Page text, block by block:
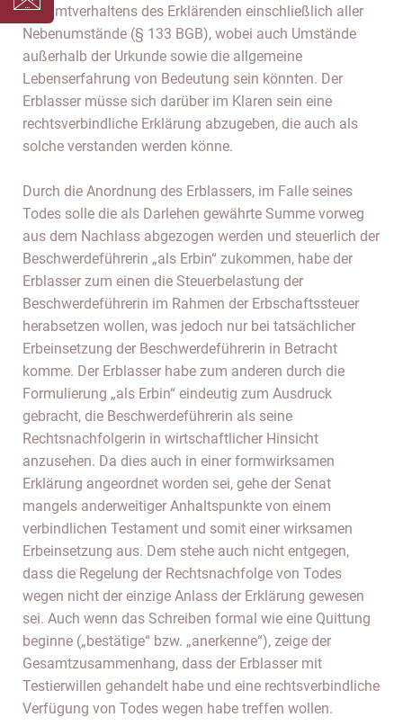
Gesamtverhaltens des Erklärenden einschließlich aller
Nebenumstände (§ 133 BGB), wobei auch Umstände
außerhalb der Urkunde sowie die allgemeine
Lebenserfahrung von Bedeutung sein könnten. Der
Erblasser müsse sich darüber im Klaren sein eine
rechtsverbindliche Erklärung abzugeben, die auch als
solche verstanden werden könne.
Durch die Anordnung des Erblassers, im Falle seines
Todes solle die als Darlehen gewährte Summe vorweg
aus dem Nachlass abgezogen werden und steuerlich der
Beschwerdeführerin „als Erbin“ zukommen, habe der
Erblasser zum einen die Steuerbelastung der
Beschwerdeführerin im Rahmen der Erbschaftssteuer
herabsetzen wollen, was jedoch nur bei tatsächlicher
Erbeinsetzung der Beschwerdeführerin in Betracht
komme. Der Erblasser habe zum anderen durch die
Formulierung „als Erbin“ eindeutig zum Ausdruck
gebracht, die Beschwerdeführerin als seine
Rechtsnachfolgerin in wirtschaftlicher Hinsicht
anzusehen. Da dies auch in einer formwirksamen
Erklärung angeordnet worden sei, gehe der Senat
mangels anderweitiger Anhaltspunkte von einem
verbindlichen Testament und somit einer wirksamen
Erbeinsetzung aus. Dem stehe auch nicht entgegen,
dass die Regelung der Rechtsnachfolge von Todes
wegen nicht der einzige Anlass der Erklärung gewesen
sei. Auch wenn das Schreiben formal wie eine Quittung
beginne („bestätige“ bzw. „anerkenne“), zeige der
Gesamtzusammenhang, dass der Erblasser mit
Testierwillen gehandelt habe und eine rechtsverbindliche
Verfügung von Todes wegen habe treffen wollen.